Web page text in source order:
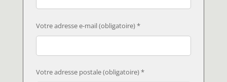
Votre adresse e-mail (obligatoire) *
Votre adresse postale (obligatoire) *